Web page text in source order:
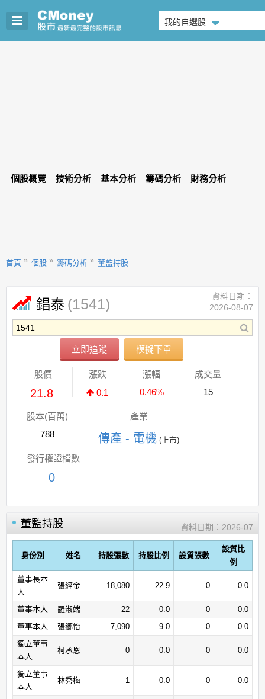
我的自選股
個股概覽 技術分析 基本分析 籌碼分析 財務分析
首頁 個股 籌碼分析 董監持股
錩泰 (1541)
立即追蹤 模擬下單
資料日期：
2026-08-07
股價
21.8
漲跌
0.1
漲幅
0.46%
成交量
15
股本(百萬)
788
產業
傳產 - 電機 (上市)
發行權證檔數
0
董監持股 資料日期： 2026-07
身份別 姓名 持股張數 持股比例 設質張數
設質比
例
董事長本
人
張經金 18,080 22.9 0 0.0
董事本人 羅淑端 22 0.0 0
0.0
董事本人
張鄉怡 7,090 9.0 0
0.0
獨立董事
本人
柯承恩 0 0.0 0 0.0
獨立董事
本人
林秀梅 1 0.0 0 0.0